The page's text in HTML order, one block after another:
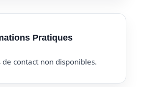
Pratiques
contact non disponibles.